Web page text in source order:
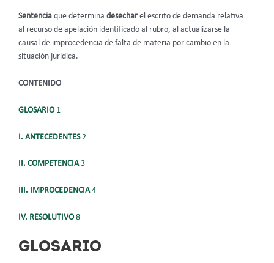
Sentencia que determina desecharel escrito de demanda relativa
al recurso de apelación identificado al rubro, al actualizarse la
causal de improcedencia de falta de materia por cambio en la
situación jurídica.
CONTENIDO
GLOSARIO1
I. ANTECEDENTES2
II. COMPETENCIA3
III. IMPROCEDENCIA4
IV. RESOLUTIVO8
GLOSARIO